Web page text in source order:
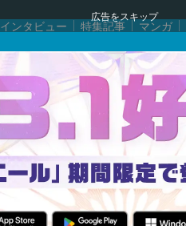
広告をスキップ
インタビュー 特集記事 マンガ